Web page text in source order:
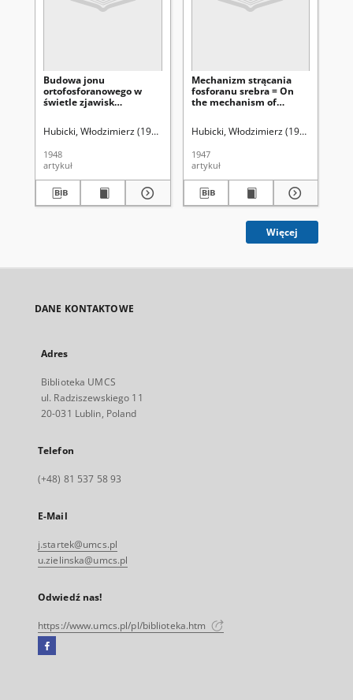
Budowa jonu
ortofosforanowego w
świetle zjawisk
The structure of
the light of phenomena
occuring during
precipitation of
phosphates
Hubicki, Włodzimierz (1914-1977).
1948
artykuł
Mechanizm strącania
fosforanu srebra = On
the mechanism of
Hubicki, Włodzimierz (1914-1977).
1947
artykuł
Więcej
DANE KONTAKTOWE
Adres
Biblioteka UMCS
ul. Radziszewskiego 11
20-031 Lublin, Poland
Telefon
(+48) 81 537 58 93
E-Mail
j.startek@umcs.pl
u.zielinska@umcs.pl
Odwiedź nas!
https://www.umcs.pl/pl/biblioteka.htm
Facebook